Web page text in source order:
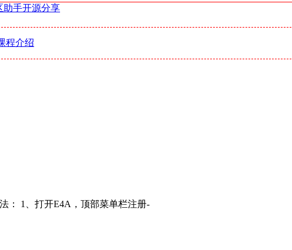
助手开源分享
程介绍
： 1、打开E4A，顶部菜单栏注册-